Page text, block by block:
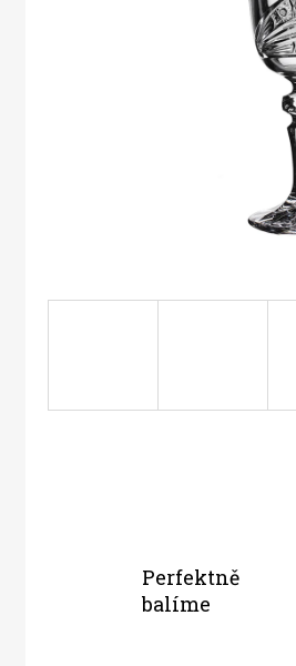
Perfektně
balíme